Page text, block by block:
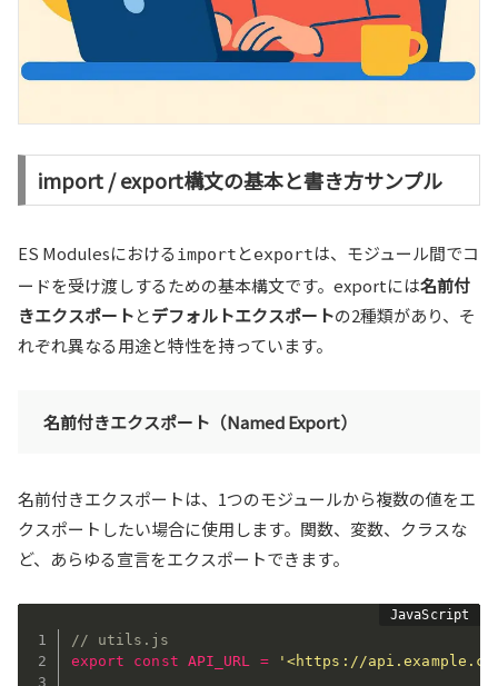
import / export構文の基本と書き方サンプル
ES Modulesにおける import とexportは、モジュール間でコ
ードを受け渡しするための基本構文です。exportには名前付
きエクスポートとデフォルトエクスポートの2種類があり、そ
れぞれ異なる用途と特性を持っています。
名前付きエクスポート（Named Export）
名前付きエクスポートは、1つのモジュールから複数の値をエ
クスポートしたい場合に使用します。関数、変数、クラスな
ど、あらゆる宣言をエクスポートできます。
// utils.js
export
const API_URL = '<https://